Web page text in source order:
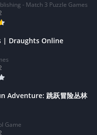
- Match 3 Puzzle Games
| Draughts Online
Adventure: 跳跃冒险丛林
Game